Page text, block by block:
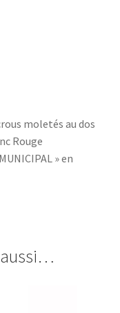
moletés au dos
Rouge
» en